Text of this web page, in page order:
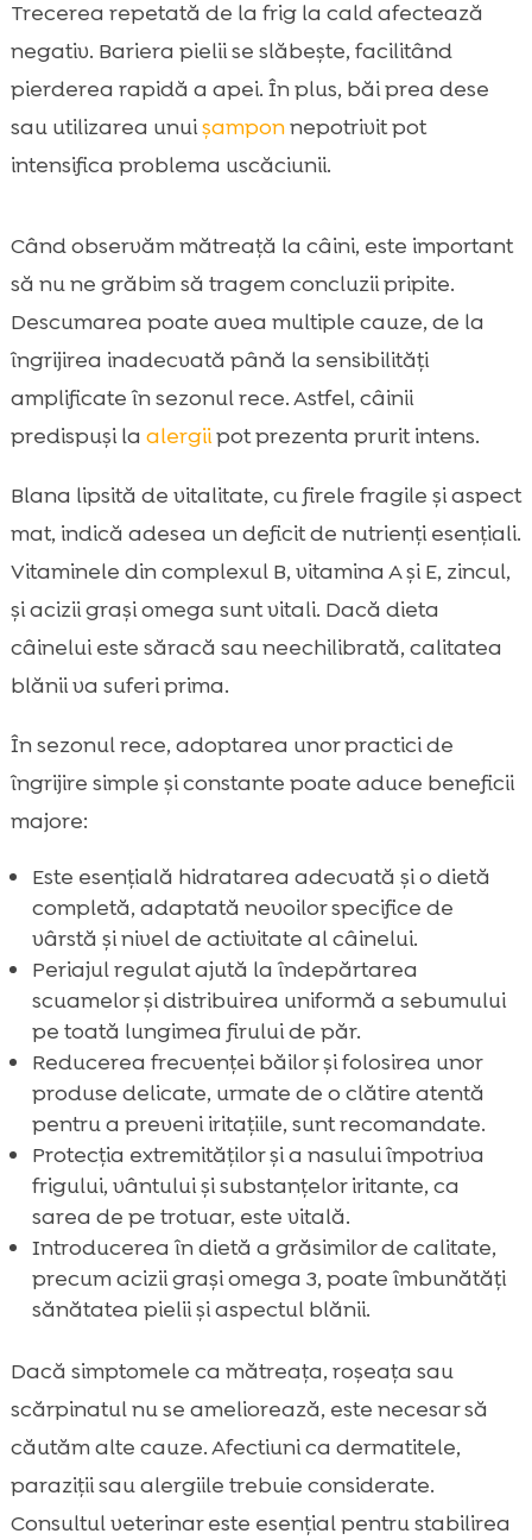
Trecerea repetată de la frig la cald afectează
negativ. Bariera pielii se slăbește, facilitând
pierderea rapidă a apei. În plus, băi prea dese
sau utilizarea unuișamponnepotrivit pot
intensifica problema uscăciunii.
Când observăm mătreață la câini, este important
să nu ne grăbim să tragem concluzii pripite.
Descumarea poate avea multiple cauze, de la
îngrijirea inadecvată până la sensibilități
amplificate în sezonul rece. Astfel, câinii
predispuși la alergiipot prezenta prurit intens.
Blana lipsită de vitalitate, cu firele fragile și aspect
mat, indică adesea un deficit de nutrienți esențiali.
Vitaminele din complexul B, vitamina A și E, zincul,
și acizii grași omega sunt vitali. Dacă dieta
câinelui este săracă sau neechilibrată, calitatea
blănii va suferi prima.
În sezonul rece, adoptarea unor practici de
îngrijire simple și constante poate aduce beneficii
majore:
Este esențială hidratarea adecvată și o dietă
completă, adaptată nevoilor specifice de
vârstă și nivel de activitate al câinelui.
Periajul regulat ajută la îndepărtarea
scuamelor și distribuirea uniformă a sebumului
pe toată lungimea firului de păr.
Reducerea frecvenței băilor și folosirea unor
produse delicate, urmate de o clătire atentă
pentru a preveni iritațiile, sunt recomandate.
Protecția extremităților și a nasului împotriva
frigului, vântului și substanțelor iritante, ca
sarea de pe trotuar, este vitală.
Introducerea în dietă a grăsimilor de calitate,
precum acizii grași omega 3, poate îmbunătăți
sănătatea pielii și aspectul blănii.
Dacă simptomele ca mătreața, roșeața sau
scărpinatul nu se ameliorează, este necesar să
căutăm alte cauze. Afectiuni ca dermatitele,
paraziții sau alergiile trebuie considerate.
Consultul veterinar este esențial pentru stabilirea